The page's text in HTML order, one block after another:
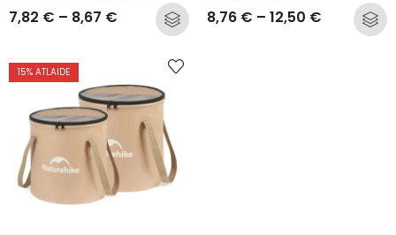
7,82 € – 8,67 € 8,76 € – 12,50 €
15% ATLAIDE